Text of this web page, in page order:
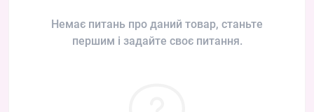
Немає питань про даний товар, станьте
першим і задайте своє питання.